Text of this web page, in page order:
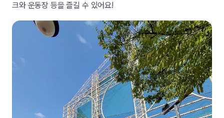
크와 운동장 등을 즐길 수 있어요!